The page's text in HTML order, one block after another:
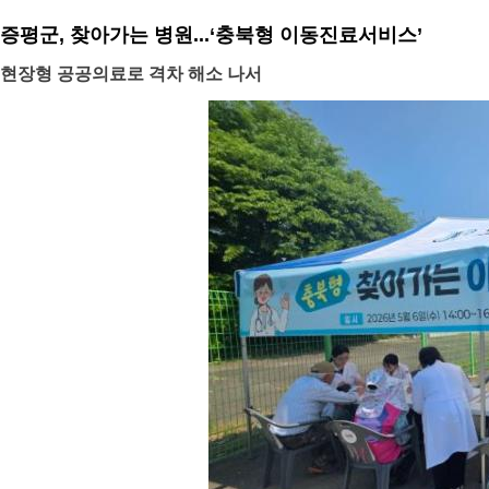
증평군, 찾아가는 병원...‘충북형 이동진료서비스’
현장형 공공의료로 격차 해소 나서